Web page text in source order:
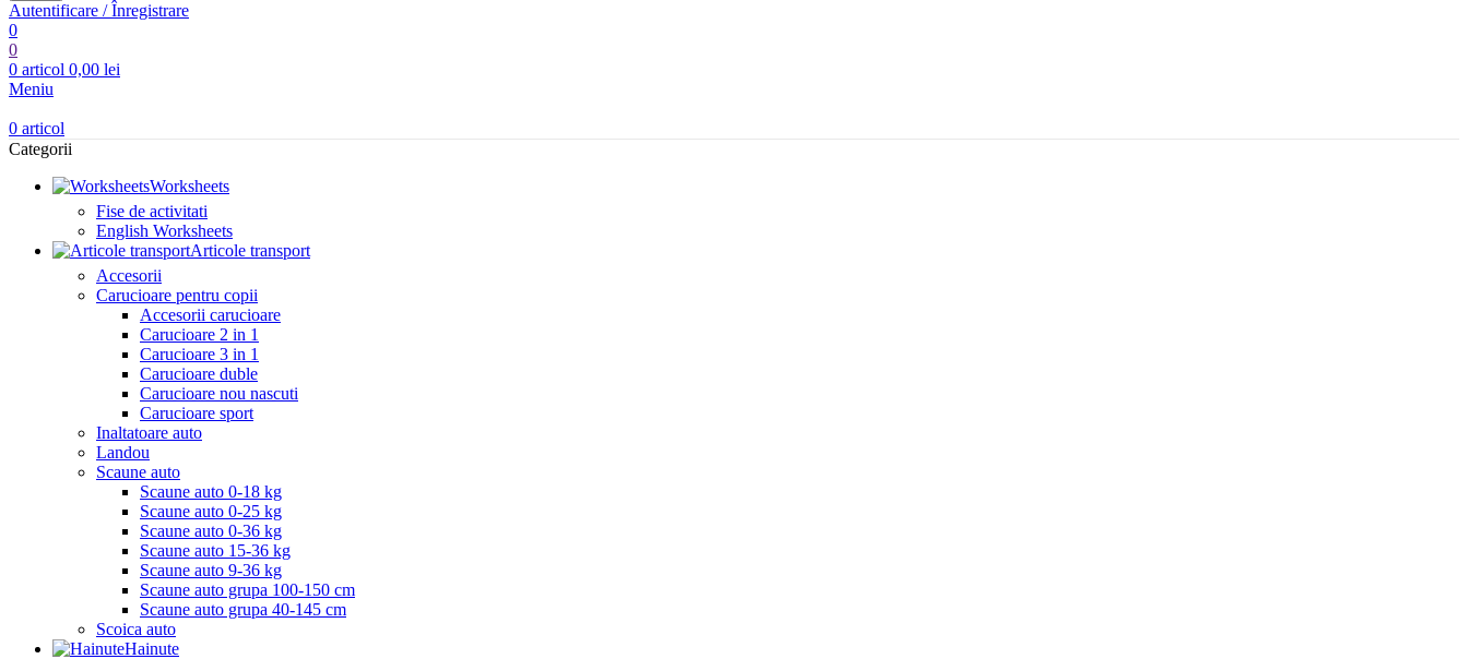
Autentificare / Înregistrare
0
0
0 articol 0,00 lei
Meniu
0 articol
Categorii
Worksheets
Fise de activitati
English Worksheets
Articole transport
Accesorii
Carucioare pentru copii
Accesorii carucioare
Carucioare 2 in 1
Carucioare 3 in 1
Carucioare duble
Carucioare nou nascuti
Carucioare sport
Inaltatoare auto
Landou
Scaune auto
Scaune auto 0-18 kg
Scaune auto 0-25 kg
Scaune auto 0-36 kg
Scaune auto 15-36 kg
Scaune auto 9-36 kg
Scaune auto grupa 100-150 cm
Scaune auto grupa 40-145 cm
Scoica auto
Hainute